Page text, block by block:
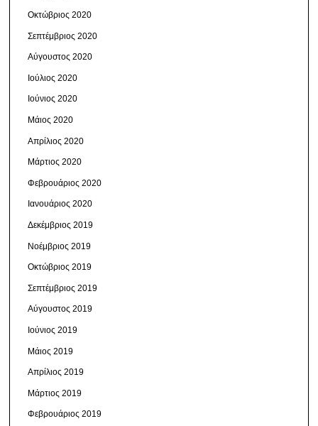
Οκτώβριος 2020
Σεπτέμβριος 2020
Αύγουστος 2020
Ιούλιος 2020
Ιούνιος 2020
Μάιος 2020
Απρίλιος 2020
Μάρτιος 2020
Φεβρουάριος 2020
Ιανουάριος 2020
Δεκέμβριος 2019
Νοέμβριος 2019
Οκτώβριος 2019
Σεπτέμβριος 2019
Αύγουστος 2019
Ιούνιος 2019
Μάιος 2019
Απρίλιος 2019
Μάρτιος 2019
Φεβρουάριος 2019